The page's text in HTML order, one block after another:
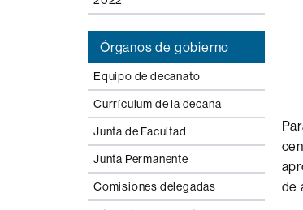
Órganos de gobierno
Equipo de decanato
Currículum de la decana
Junta de Facultad
Junta Permanente
Comisiones delegadas
de